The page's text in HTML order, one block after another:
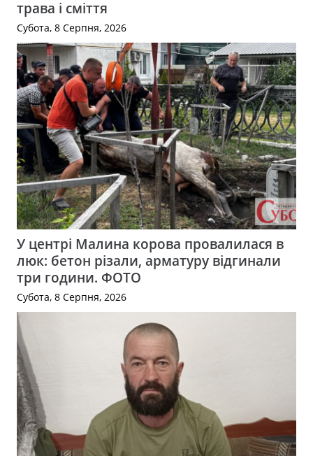
трава і сміття
Субота, 8 Серпня, 2026
У центрі Малина корова провалилася в
люк: бетон різали, арматуру відгинали
три години. ФОТО
Субота, 8 Серпня, 2026